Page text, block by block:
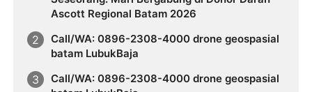
Ascott Regional Batam 2026
Call/WA: 0896-2308-4000 drone geospasial
batam LubukBaja
Call/WA: 0896-2308-4000 drone geospasial